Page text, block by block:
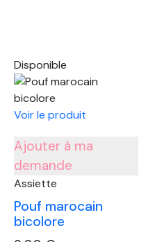
Disponible
Voir le produit
Ajouter à ma
demande
Assiette
Pouf marocain
bicolore